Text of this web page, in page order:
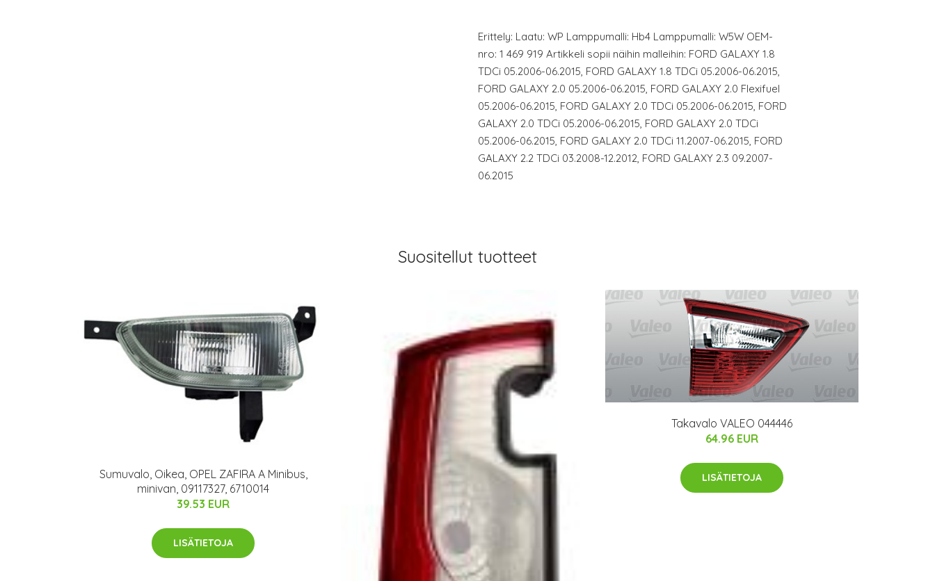
Erittely: Laatu: WP Lamppumalli: Hb4 Lamppumalli: W5W OEM-
nro: 1 469 919 Artikkeli sopii näihin malleihin: FORD GALAXY 1.8
TDCi 05.2006-06.2015, FORD GALAXY 1.8 TDCi 05.2006-06.2015,
FORD GALAXY 2.0 05.2006-06.2015, FORD GALAXY 2.0 Flexifuel
05.2006-06.2015, FORD GALAXY 2.0 TDCi 05.2006-06.2015, FORD
GALAXY 2.0 TDCi 05.2006-06.2015, FORD GALAXY 2.0 TDCi
05.2006-06.2015, FORD GALAXY 2.0 TDCi 11.2007-06.2015, FORD
GALAXY 2.2 TDCi 03.2008-12.2012, FORD GALAXY 2.3 09.2007-
06.2015
Suositellut tuotteet
Sumuvalo, Oikea, OPEL ZAFIRA A Minibus,
minivan, 09117327, 6710014
39.53 EUR
LISÄTIETOJA
Takavalo VALEO 044446
64.96 EUR
LISÄTIETOJA